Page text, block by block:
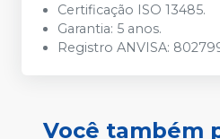
Certificação ISO 13485.
Garantia: 5 anos.
Registro ANVISA:
Você também